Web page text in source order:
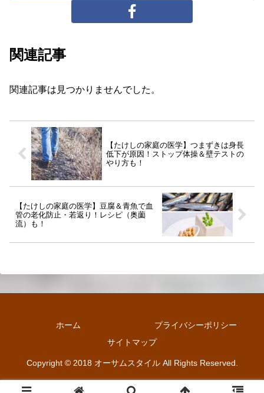
関連記事
関連記事は見つかりませんでした。
【たけしの家庭の医学】つまずきは身長
低下が原因！ストップ体操＆壁テストの
やり方も！
【たけしの家庭の医学】豆腐＆青魚で血
管の老化防止・若返り！レシピ（奥薗
流）も！
ホーム
プライバシーポリシー
サイトマップ
Copyright © 2018 オーサムスタイル All Rights Reserved.